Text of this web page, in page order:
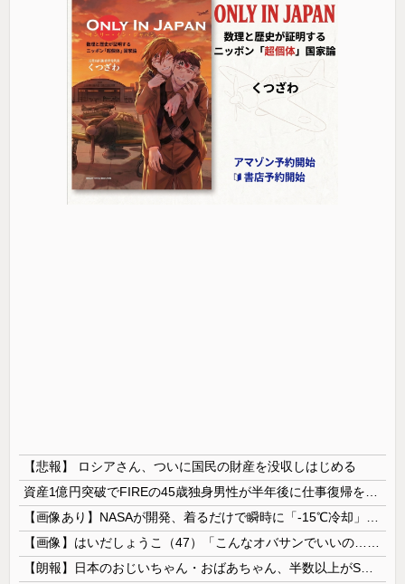
【悲報】 ロシアさん、ついに国民の財産を没収しはじめる
資産1億円突破でFIREの45歳独身男性が半年後に仕事復帰を決意した「1通の通知」
【画像あり】NASAが開発、着るだけで瞬時に「-15℃冷却」する冷感ポンチョ3,980円！
【画像】はいだしょうこ（47）「こんなオバサンでいいの…？」
【朗報】日本のおじいちゃん・おばあちゃん、半数以上がSNSを使いこなしていたｗｗｗｗｗ